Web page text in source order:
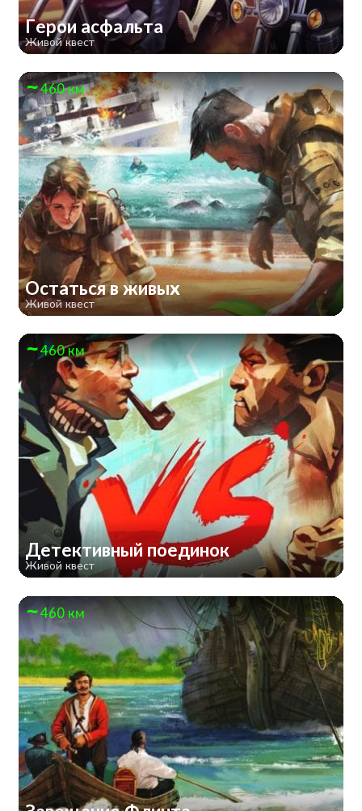
Герои асфальта
Живой квест
460 км
Остаться в живых
Живой квест
460 км
Детективный поединок
Живой квест
460 км